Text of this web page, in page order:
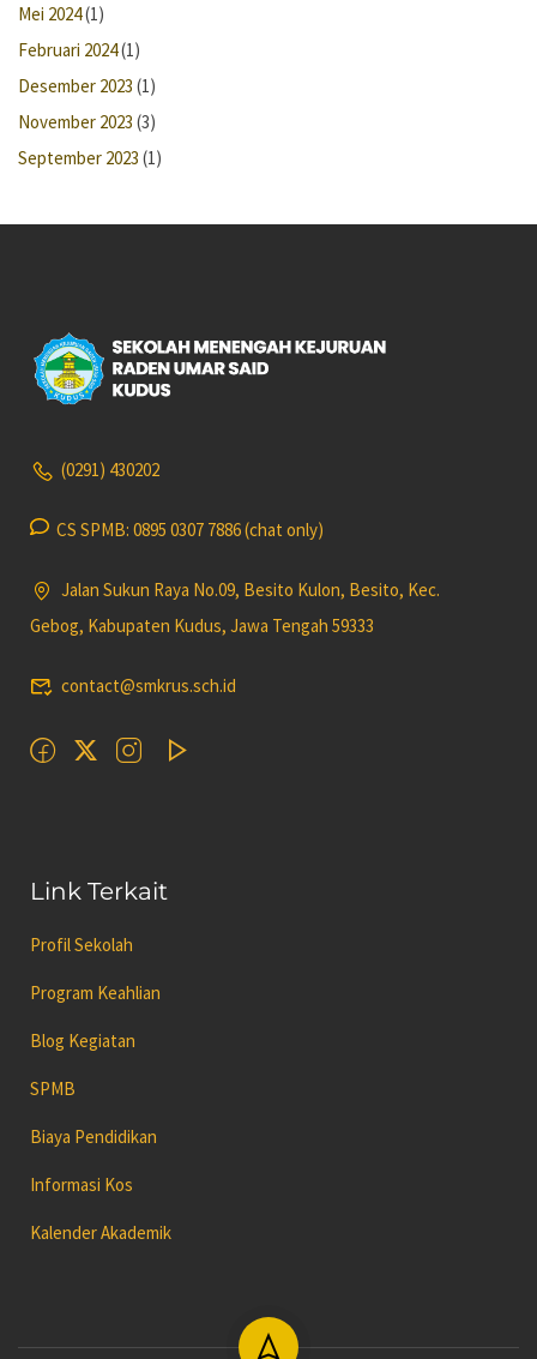
Mei 2024(1)
Februari 2024(1)
Desember 2023 (1)
November 2023 (3)
September 2023 (1)
(0291) 430202
CS SPMB: 0895 0307 7886 (chat only)
Jalan Sukun Raya No.09, Besito Kulon, Besito, Kec.
Gebog, Kabupaten Kudus, Jawa Tengah 59333
contact@smkrus.sch.id
Link Terkait
Profil Sekolah
Program Keahlian
Blog Kegiatan
SPMB
Biaya Pendidikan
Informasi Kos
Kalender Akademik